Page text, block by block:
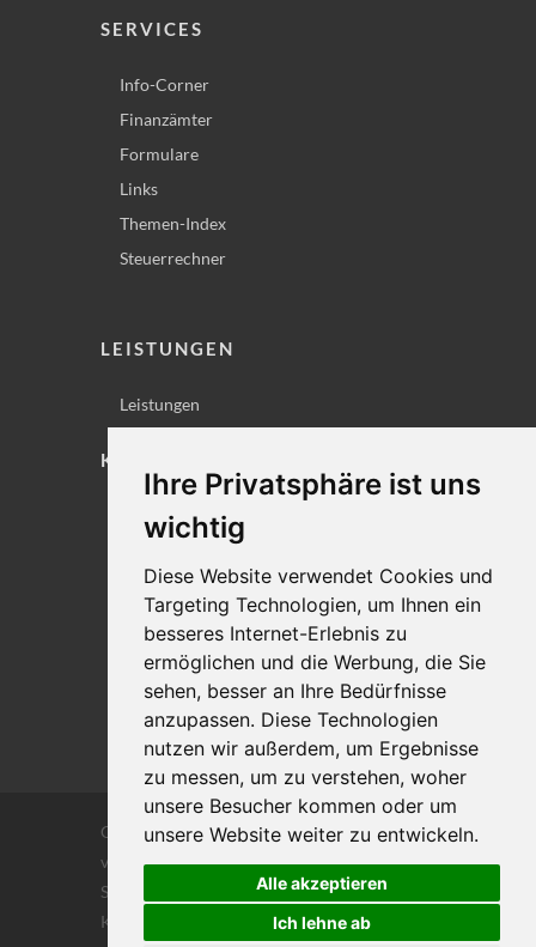
Ihre Privatsphäre ist uns
wichtig
Diese Website verwendet Cookies und
Targeting Technologien, um Ihnen ein
besseres Internet-Erlebnis zu
ermöglichen und die Werbung, die Sie
sehen, besser an Ihre Bedürfnisse
anzupassen. Diese Technologien
nutzen wir außerdem, um Ergebnisse
zu messen, um zu verstehen, woher
unsere Besucher kommen oder um
unsere Website weiter zu entwickeln.
Alle akzeptieren
Ich lehne ab
SERVICES
Info-Corner
Finanzämter
Formulare
Links
Themen-Index
Steuerrechner
LEISTUNGEN
Leistungen
KONTAKT
Lageplan
Datenschutz
Cookie-Einstellungen
Copyrights © 2026 Alle Rechte vorbehalten
von DILIGENTIA Wirtschaftsprüfung- und
Steuerberatungsgesellschaft m.b. H. und Co
KG